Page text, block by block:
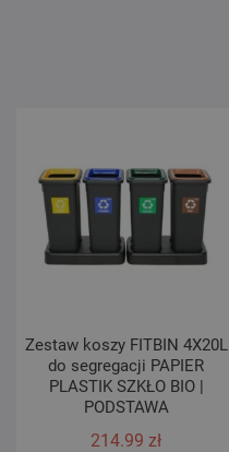
Zestaw koszy FITBIN 4X20L
do segregacji PAPIER
PLASTIK SZKŁO BIO |
PODSTAWA
214.99 zł